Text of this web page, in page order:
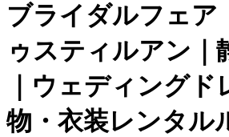
ブライダルフェア
ゥスティルアン｜
｜ウェディングド
物・衣装レンタル